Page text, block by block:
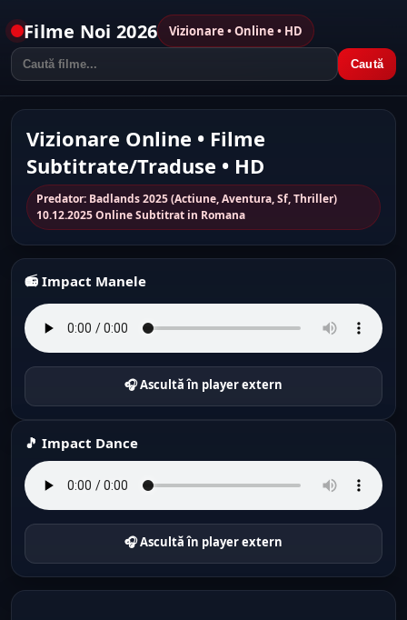
Filme Noi 2026 Vizionare • Online • HD
Caută
Vizionare Online • Filme
Subtitrate/Traduse • HD
Predator: Badlands 2025 (Actiune, Aventura, Sf, Thriller)
10.12.2025 Online Subtitrat in Romana
📻 Impact Manele
🎧 Ascultă în player extern
🎵 Impact Dance
🎧 Ascultă în player extern